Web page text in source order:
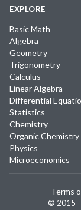
EXPLORE
Basic Math
Algebra
Geometry
Trigonometry
Calculus
Linear Algebra
Differential
Statistics
Chemistry
Organic Chemistry
Physics
Microeconomics
© 2015 –
Terms